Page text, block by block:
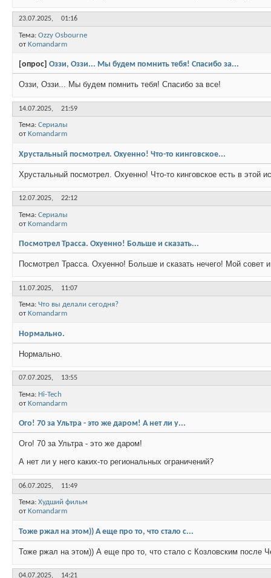
23.07.2025, 01:16
Тема: Ozzy Osbourne
от Komandarm
[опрос] Оззи, Оззи... Мы будем помнить тебя! Спасибо за...
Оззи, Оззи... Мы будем помнить тебя! Спасибо за все!
14.07.2025, 21:59
Тема: Сериалы
от Komandarm
Хрустальный посмотрел. Охуенно! Что-то кинговское...
Хрустальный посмотрел. Охуенно! Что-то кинговское есть в этой
12.07.2025, 22:12
Тема: Сериалы
от Komandarm
Посмотрел Трасса. Охуенно! Больше и сказать...
Посмотрел Трасса. Охуенно! Больше и сказать нечего! Мой совет
11.07.2025, 11:07
Тема: Что вы делали сегодня?
от Komandarm
Нормально.
Нормально.
07.07.2025, 13:55
Тема: Hi-Tech
от Komandarm
Ого! 70 за Ультра - это же даром! А нет ли у...
Ого! 70 за Ультра - это же даром!
А нет ли у него каких-то региональных ограничений?
06.07.2025, 11:49
Тема: Худший фильм
от Komandarm
Тоже ржал на этом)) А еще про то, что стало с...
Тоже ржал на этом)) А еще про то, что стало с Козловским после
04.07.2025, 14:21